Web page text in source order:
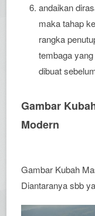
andaikan
maka tahap
rangka
tembaga
dibuat
Gambar
Modern
Gambar Kubah
Diantaranya sbb